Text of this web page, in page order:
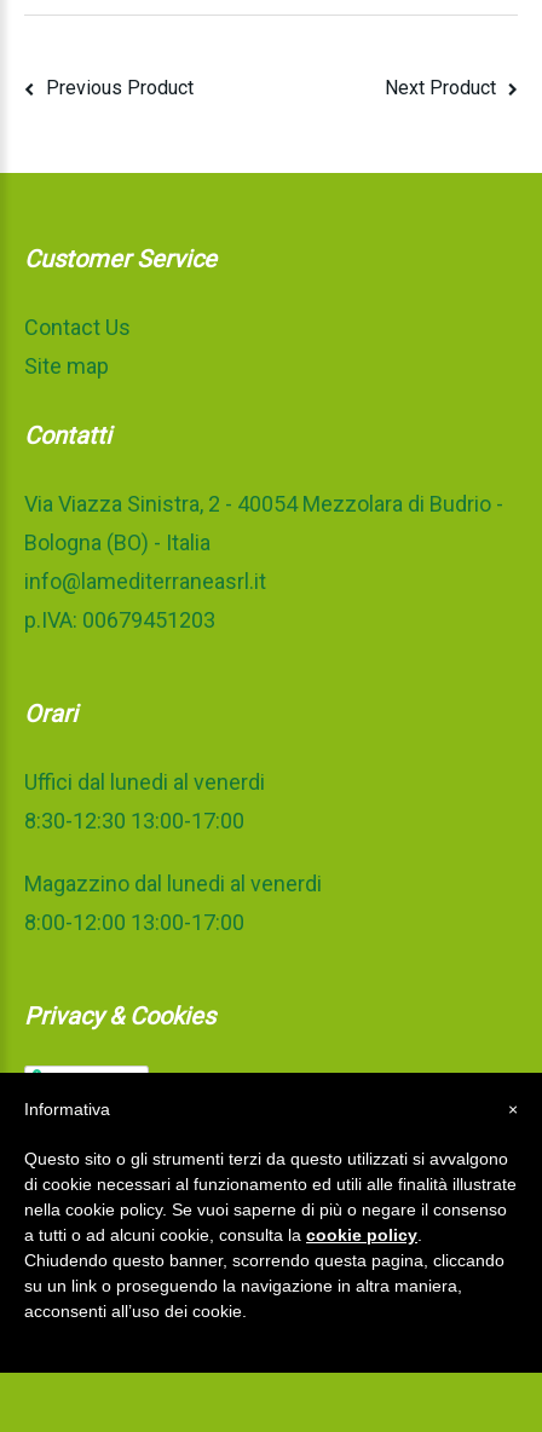
Previous Product Next Product
Customer Service
Contact Us
Site map
Contatti
Via Viazza Sinistra, 2 - 40054 Mezzolara di Budrio -
Bologna (BO) - Italia
info@lamediterraneasrl.it
p.IVA: 00679451203
Orari
Uffici dal lunedi al venerdi
8:30-12:30 13:00-17:00
Magazzino dal lunedi al venerdi
8:00-12:00 13:00-17:00
Privacy & Cookies
La Mediterranea S.r.l. © 2026
×
Informativa
Questo sito o gli strumenti terzi da questo utilizzati si avvalgono
di cookie necessari al funzionamento ed utili alle finalità illustrate
nella cookie policy. Se vuoi saperne di più o negare il consenso
a tutti o ad alcuni cookie, consulta la cookie policy
Chiudendo questo banner, scorrendo questa pagina, cliccando
su un link o proseguendo la navigazione in altra maniera,
acconsenti all’uso dei cookie.